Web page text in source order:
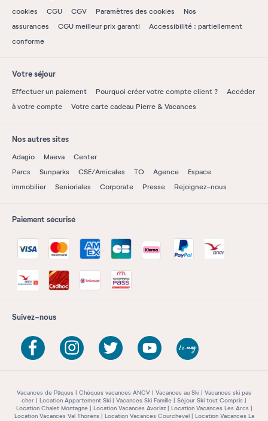
cookies
CGU CGV Paramètres des cookies
Nos
assurances
CGU meilleur prix garanti
Accessibilité : partiellement
conforme
Votre séjour
Effectuer un paiement Pourquoi créer votre compte client ?
Accéder
à votre compte
Votre carte cadeau Pierre & Vacances
Nos autres sites
Adagio Maeva
Center
Parcs
Sunparks CSE/Amicales TO Agence
Espace
immobilier
Senioriales Corporate Presse Rejoignez-nous
Paiement sécurisé
Suivez-nous
Vacances de Pâques Chèques vacances ANCV Vacances au Ski
Vacances ski pas
cher
Location Appartement Ski Vacances Ski Famille
Séjour Ski tout Compris
Location Chalet Montagne
Location Vacances Avoriaz
Location Vacances Les Arcs
Location Vacances Val Thorens
Location Vacances Courchevel
Location Vacances La